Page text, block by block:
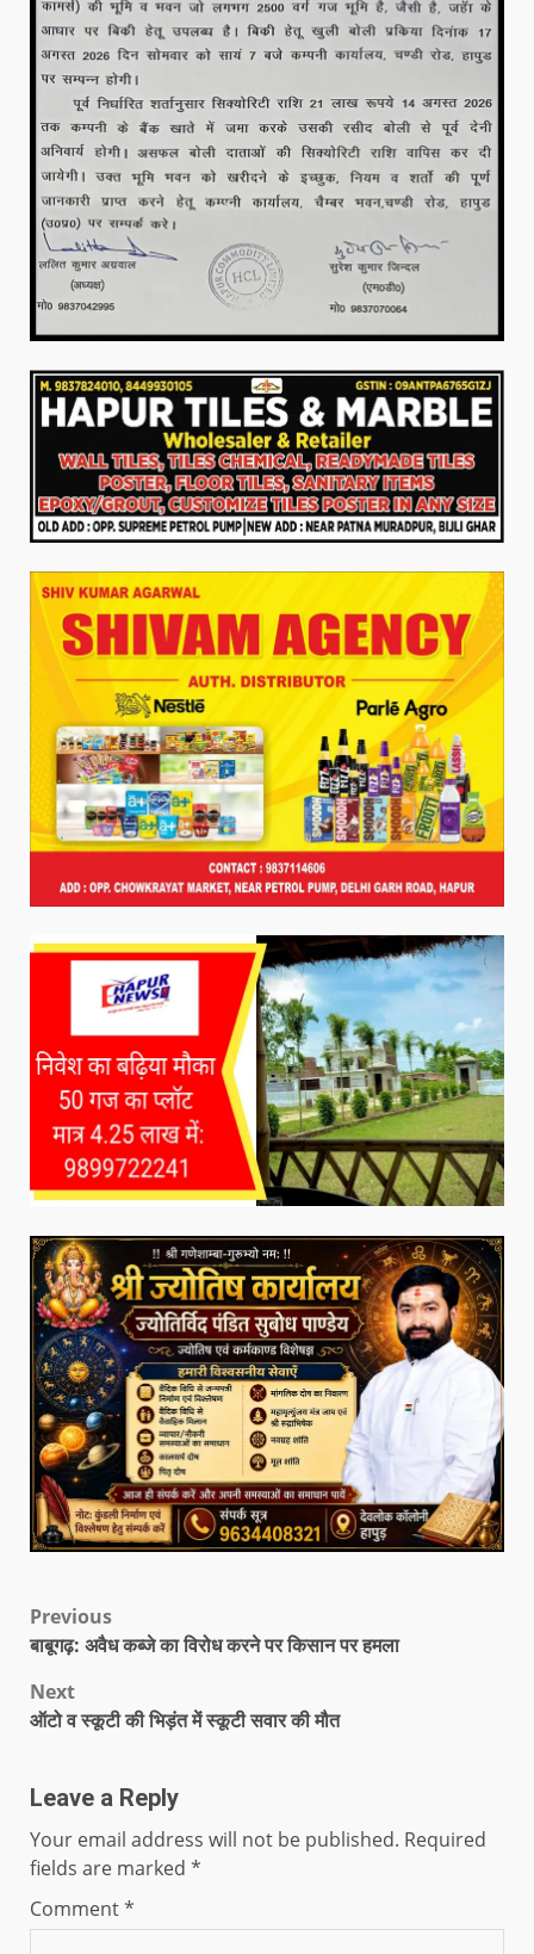
Previous
बाबूगढ़: अवैध कब्जे का विरोध करने पर किसान पर हमला
Next
ऑटो व स्कूटी की भिड़ंत में स्कूटी सवार की मौत
Leave a Reply
Your email address will not be published. Required
fields are marked *
Comment*